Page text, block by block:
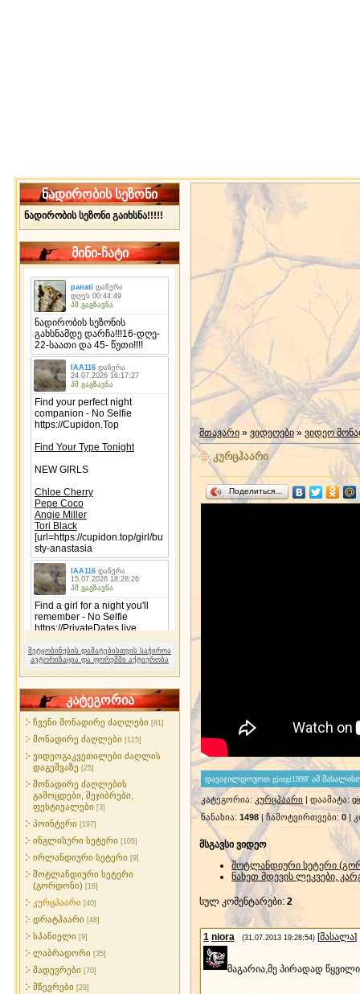
ნადირობის სეზონი
ნადირობის სეზონი გაიხსნა!!!!!
მინი-ჩატი
შეტყობინების დამატებისთვის საჭიროა
ავტორიზაცია და ფორუმში აქტიურობა
კატეგორია
ჩვენი მონადირე ძაღლები [81]
მონადირე ძაღლები [115]
ვიდეოგაკვეთილები ძაღლის
დაგეშვაზე [25]
მონადირე ძაღლების
გამოცდები, შეჯიბრები,
ფესტივალები [3]
პოინტერი [197]
ინგლისური სეტერი [105]
ირლანდიური სეტერი [9]
შოტლანდიური სეტერი
(გორდონი) [16]
კურცჰაარი [40]
დრატჰაარი [48]
სპანიელი [9]
ლაბრადორი [35]
მადევრები [70]
მწევრები [29]
მთავარი » ვიდეოები» ვიდეო
კურცჰაარი
Поделиться…
კატეგორია: კურცჰაარი | დაამატა:
ნანახია: 1498|ჩამოტვირთვები: 0 |
მსგავსი ვიდეო
შოტლანდიური სეტერი
ნახეთ მდევის ლეკვები,
სულ კომენტარები: 2
1 niora (31.07.2013 19:28:54) [მასალა]
მაგარია,მე პირადად